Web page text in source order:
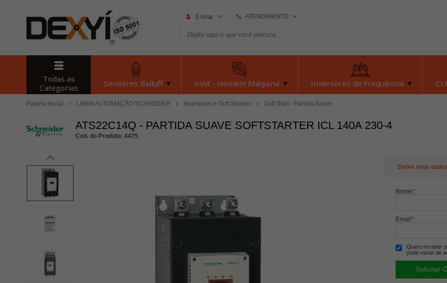
Entrar ATENDIMENTO
dexyiloja@dexyi.com.br
Atendimento Online
Todas as
Categorias
Sensores Balluff IHM - Homem Máquina Inversores de Frequência
Página Inicial LINHA AUTOMAÇÃO SCHNEIDER Inversores e Soft Starters Soft Start - Partida Sauve
ATS22C14Q - PARTIDA SUAVE SOFTSTARTER ICL 140A 230-4
Cod. do Produto: 4475
Deixe seus
Nome*:
Email*:
Quero receber
pode variar de